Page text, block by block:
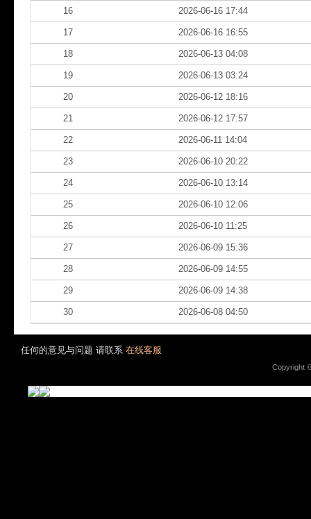
16 2026-06-16 17:44
17 2026-06-16 16:55
18 2026-06-13 04:08
19 2026-06-13 03:24
20 2026-06-12 18:16
21 2026-06-12 17:57
22 2026-06-11 14:04
23 2026-06-10 20:22
24 2026-06-10 13:14
25 2026-06-10 12:06
26 2026-06-10 11:25
27 2026-06-09 15:36
28 2026-06-09 14:55
29 2026-06-09 14:38
30 2026-06-08 04:50
任何的意见与问题 请联系 在线客服
Copyright